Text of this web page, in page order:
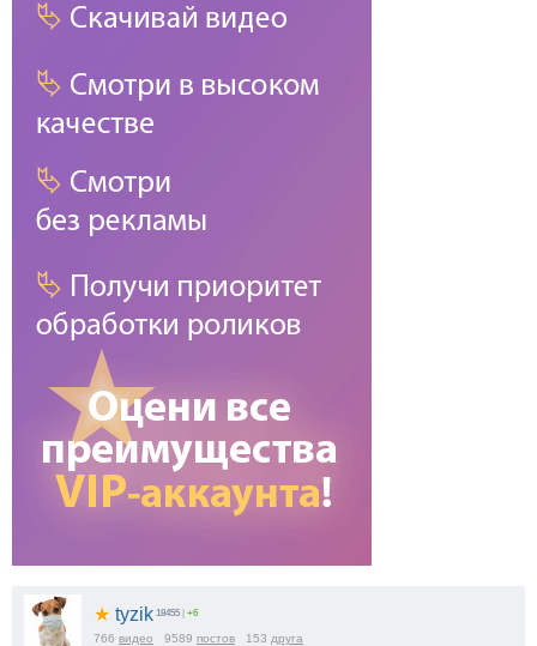
★ tyzik 18455 +6
766 видео 9589 постов 153 друга